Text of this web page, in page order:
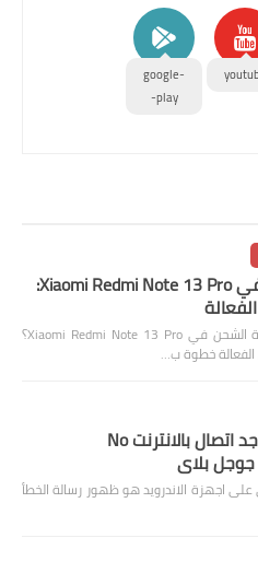
google-
play-
مشكلة الشحن في Xiaomi Redmi Note 13 Pro:
وصف قصير للمقال: تعاني من مشكلة الشحن في Xiaomi Redmi Note 13 Pro؟
الفعالة خطوة ب…
حل مشكلة لا يوجد اتصال بالانترنت No
اجهزة الاندرويد هو ظهور رسالة الخطأ